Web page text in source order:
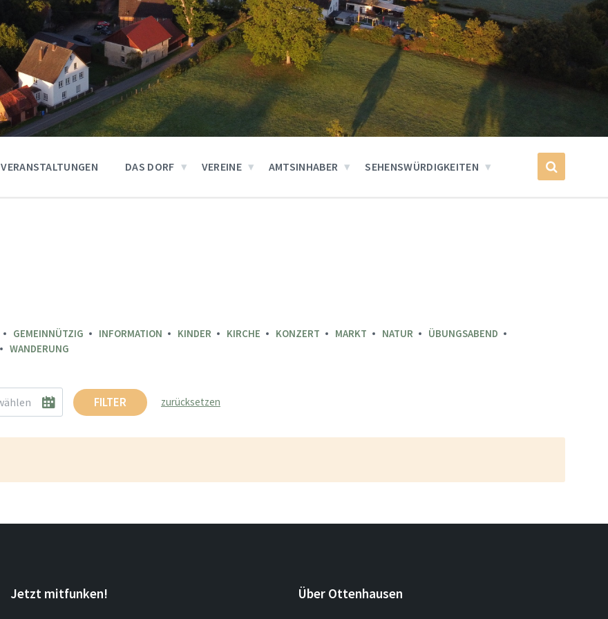
VERANSTALTUNGEN DAS DORF VEREINE AMTSINHABER SEHENSWÜRDIGKEITEN
GEMEINNÜTZIG INFORMATION KINDER KIRCHE KONZERT MARKT NATUR
ÜBUNGSABEND
WANDERUNG
FILTER zurücksetzen
Jetzt mitfunken! Über Ottenhausen